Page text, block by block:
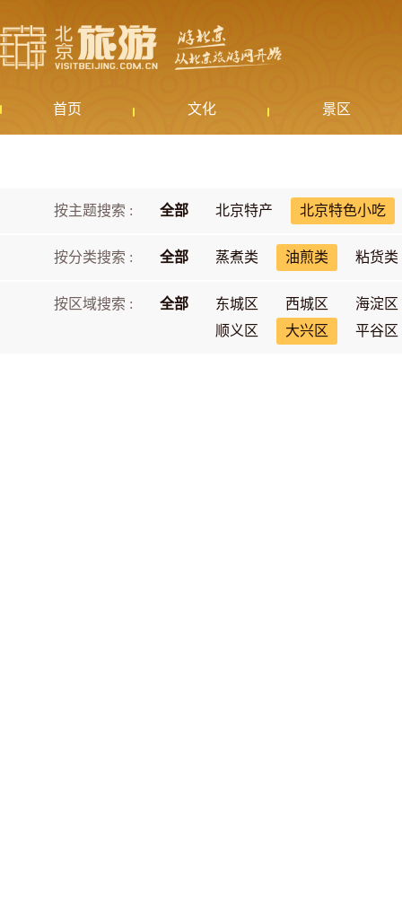
首页 文化 景区
按主题搜索 : 全部 北京特产 北京特色小吃
按分类搜索 : 全部 蒸煮类 油煎类 粘货类
按区域搜索 : 全部 东城区 西城区
海淀区
顺义区
大兴区 平谷区